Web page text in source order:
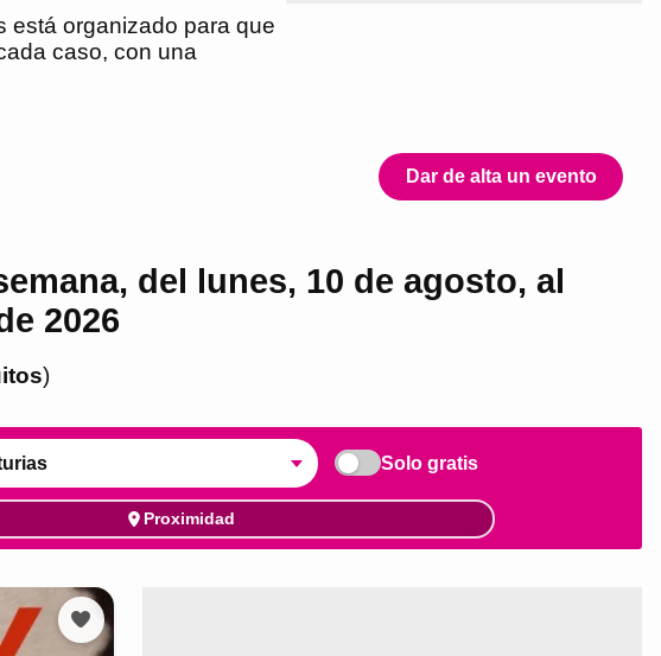
está organizado para que
caso, con una
Dar de alta un evento
del lunes, 10 de agosto, al
2026
s)
Solo gratis
Proximidad